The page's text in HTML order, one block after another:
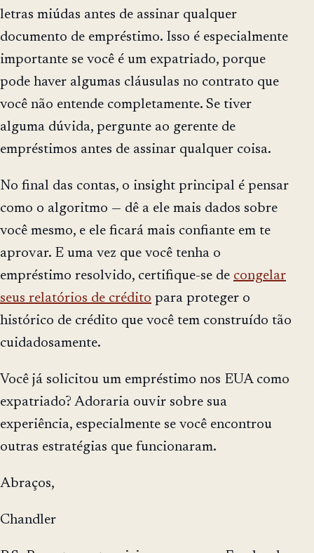
letras miúdas antes de assinar qualquer
documento de empréstimo. Isso é especialmente
importante se você é um expatriado, porque
pode haver algumas cláusulas no contrato que
você não entende completamente. Se tiver
alguma dúvida, pergunte ao gerente de
empréstimos antes de assinar qualquer coisa.
No final das contas, o insight principal é pensar
como o algoritmo — dê a ele mais dados sobre
você mesmo, e ele ficará mais confiante em te
aprovar. E uma vez que você tenha o
empréstimo resolvido, certifique-se de congelar
seus relatórios de crédito para proteger o
histórico de crédito que você tem construído tão
cuidadosamente.
Você já solicitou um empréstimo nos EUA como
expatriado? Adoraria ouvir sobre sua
experiência, especialmente se você encontrou
outras estratégias que funcionaram.
Abraços,
Chandler